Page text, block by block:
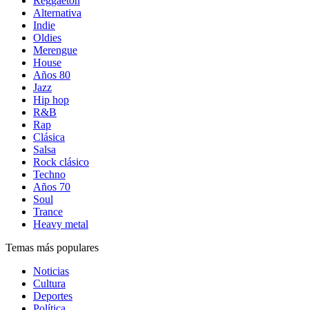
Alternativa
Indie
Oldies
Merengue
House
Años 80
Jazz
Hip hop
R&B
Rap
Clásica
Salsa
Rock clásico
Techno
Años 70
Soul
Trance
Heavy metal
Temas más populares
Noticias
Cultura
Deportes